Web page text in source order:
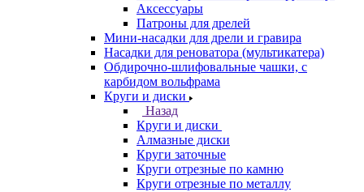
Аксессуары
Патроны для дрелей
Мини-насадки для дрели и гравира
Насадки для реноватора (мультикатера)
Обдирочно-шлифовальные чашки, с
карбидом вольфрама
Круги и диски
Назад
Круги и диски
Алмазные диски
Круги заточные
Круги отрезные по камню
Круги отрезные по металлу